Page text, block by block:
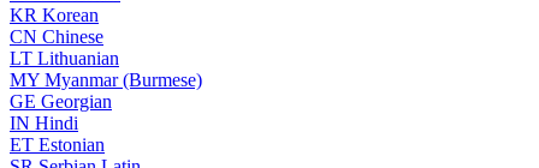
KR Korean
CN Chinese
LT Lithuanian
MY Myanmar (Burmese)
GE Georgian
IN Hindi
ET Estonian